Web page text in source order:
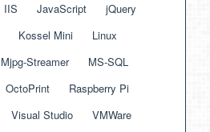
IIS JavaScript
jQuery
Kossel Mini
Linux
Mjpg-Streamer
MS-SQL
OctoPrint
Raspberry Pi
Visual Studio
VMWare